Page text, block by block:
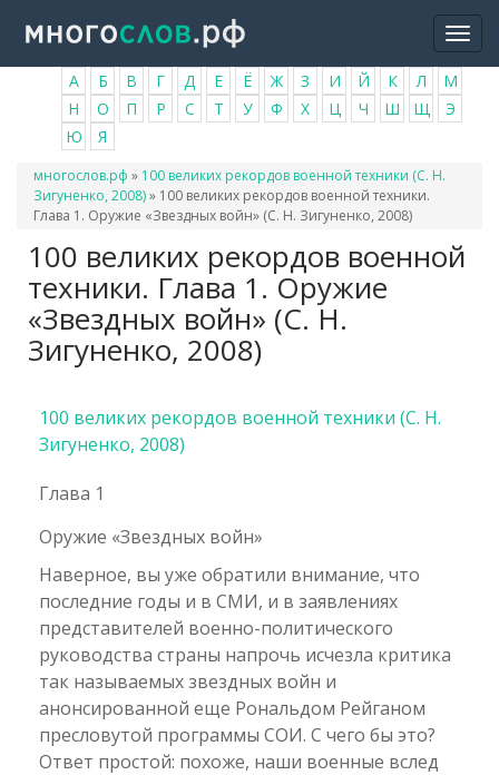
основному
содержанию
А Б В Г Д Е Ё Ж З И Й К Л
М
Н
О П Р С Т У Ф Х Ц Ч Ш Щ
Э
Ю
Я
Вы
здесь
многослов.рф » 100 великих рекордов военной техники (С. Н.
Зигуненко, 2008)» 100 великих рекордов военной техники.
Глава 1. Оружие «Звездных войн» (С. Н. Зигуненко, 2008)
100 великих рекордов военной
техники. Глава 1. Оружие
«Звездных войн» (С. Н.
Зигуненко, 2008)
100 великих рекордов военной техники (С. Н.
Зигуненко, 2008)
Глава 1
Оружие «Звездных войн»
Наверное, вы уже обратили внимание, что
последние годы и в СМИ, и в заявлениях
представителей военно-политического
руководства страны напрочь исчезла критика
так называемых звездных войн и
анонсированной еще Рональдом Рейганом
пресловутой программы СОИ. С чего бы это?
Ответ простой: похоже, наши военные вслед